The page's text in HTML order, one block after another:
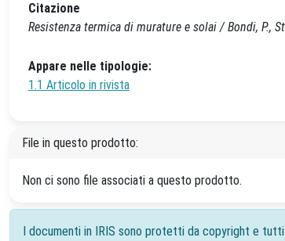
Citazione
Resistenza termica di murature e solai / Bondi, P.,
Appare nelle tipologie:
1.1 Articolo in rivista
File in questo prodotto:
Non ci sono file associati a questo prodotto.
I documenti in IRIS sono protetti da copyright e